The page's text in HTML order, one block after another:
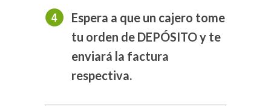
Espera a que un cajero tome
tu orden de DEPÓSITO y te
enviará la factura
respectiva.